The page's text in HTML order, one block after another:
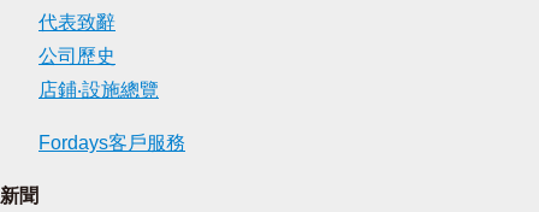
代表致辭
公司歷史
店鋪‧設施總覽
Fordays客戶服務
新聞